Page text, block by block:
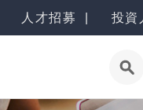
人才招募 投資